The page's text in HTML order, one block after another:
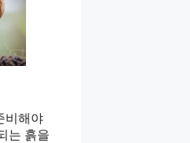
비해야
는 흙을